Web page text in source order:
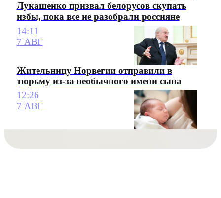
Лукашенко призвал белорусов скупать
избы, пока все не разобрали россияне
14:11
7 АВГ
Жительницу Норвегии отправили в
тюрьму из-за необычного имени сына
12:26
7 АВГ